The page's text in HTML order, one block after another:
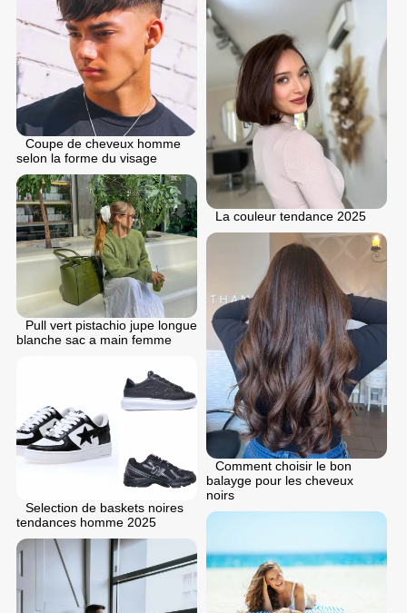
Coupe de cheveux homme
selon la forme du visage
La couleur tendance 2025
Pull vert pistachio jupe longue
blanche sac a main femme
Comment choisir le bon
balayge pour les cheveux
noirs
Selection de baskets noires
tendances homme 2025